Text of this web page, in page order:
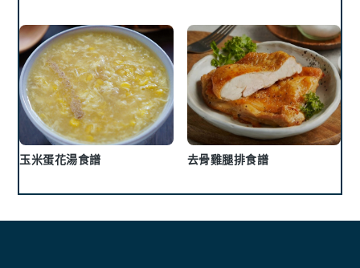
玉米蛋花湯食譜 去骨雞腿排食譜